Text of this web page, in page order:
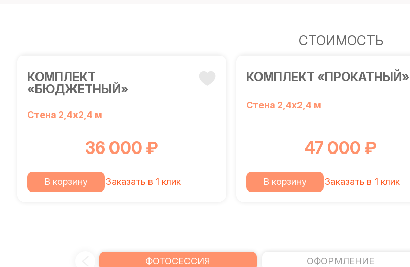
СТОИМОСТЬ
КОМПЛЕКТ
«БЮДЖЕТНЫЙ»
Стена 2,4х2,4 м
36 000 ₽
В корзину Заказать в 1 клик
КОМПЛЕКТ «ПРОКАТНЫЙ»
Стена 2,4х2,4 м
47 000 ₽
В корзину Заказать в 1 клик
ФОТОСЕССИЯ ОФОРМЛЕНИЕ